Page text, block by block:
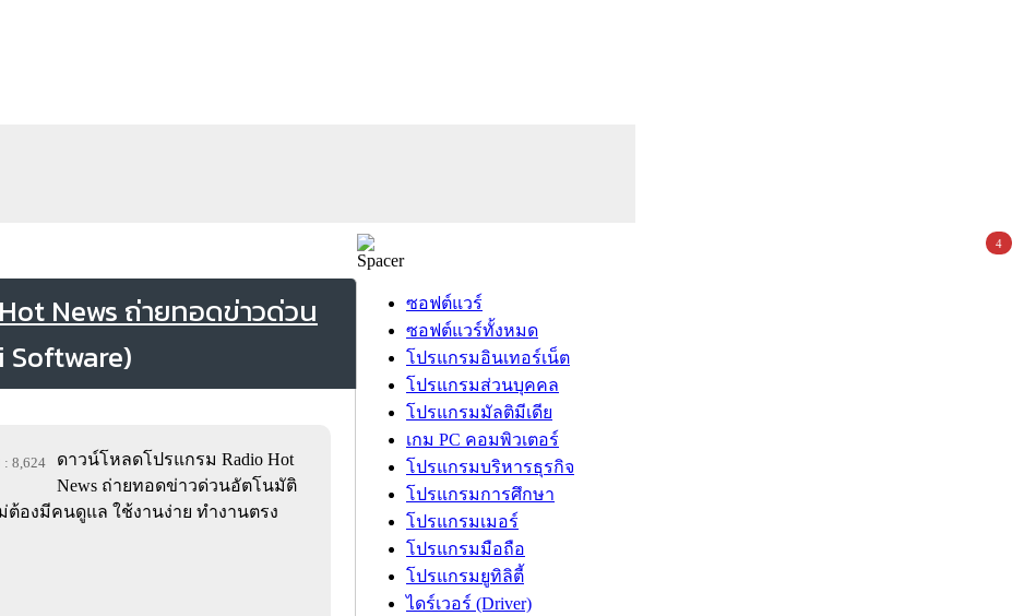
News ถ่ายทอดข่าวด่วน
8,624
ดาวน์โหลดโปรแกรม Radio Hot
News ถ่ายทอดข่าวด่วนอัตโนมัติ
องมีคนดูแล ใช้งานง่าย ทำงานตรง
ซอฟต์แวร์
ซอฟต์แวร์ทั้งหมด
โปรแกรมอินเทอร์เน็ต
โปรแกรมส่วนบุคคล
โปรแกรมมัลติมีเดีย
เกม PC คอมพิวเตอร์
โปรแกรมบริหารธุรกิจ
โปรแกรมการศึกษา
โปรแกรมเมอร์
โปรแกรมมือถือ
โปรแกรมยูทิลิตี้
ไดร์เวอร์ (Driver)
4